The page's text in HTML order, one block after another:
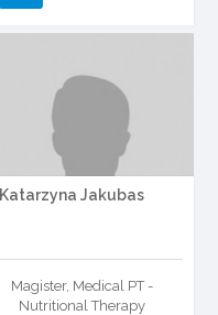
Katarzyna Jakubas
Magister, Medical PT -
Nutritional Therapy